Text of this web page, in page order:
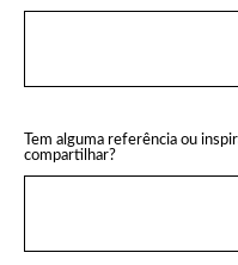
Tem alguma referência ou
compartilhar?